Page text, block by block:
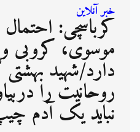
خبر آنلاین
کرباسچی:
موسوی، کروبی
دارد/شهید
روحانیت را
نباید یک آدم